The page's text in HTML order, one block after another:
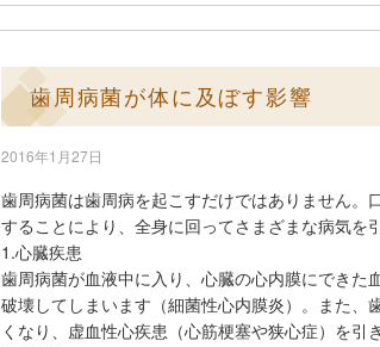
歯周病菌が体に及ぼす影響
2016年1月27日
歯周病菌は歯周病を起こすだけではありません。
することにより、全身に回ってさまざまな病気を
1.心臓疾患
歯周病菌が血液中に入り、心臓の心内膜にでき
破壊してしまいます（細菌性心内膜炎）。また
くなり、虚血性心疾患（心筋梗塞や狭心症）を引